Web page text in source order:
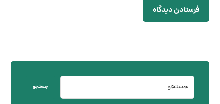
فرستادن دیدگاه
جستجو